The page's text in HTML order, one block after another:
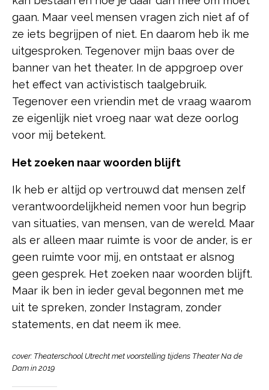
gaan. Maar veel mensen vragen zich niet af of
ze iets begrijpen of niet. En daarom heb ik me
uitgesproken. Tegenover mijn baas over de
banner van het theater. In de appgroep over
het effect van activistisch taalgebruik.
Tegenover een vriendin met de vraag waarom
ze eigenlijk niet vroeg naar wat deze oorlog
voor mij betekent.
Het zoeken naar woorden blijft
Ik heb er altijd op vertrouwd dat mensen zelf
verantwoordelijkheid nemen voor hun begrip
van situaties, van mensen, van de wereld. Maar
als er alleen maar ruimte is voor de ander, is er
geen ruimte voor mij, en ontstaat er alsnog
geen gesprek. Het zoeken naar woorden blijft.
Maar ik ben in ieder geval begonnen met me
uit te spreken, zonder Instagram, zonder
statements, en dat neem ik mee.
cover: Theaterschool Utrecht met voorstelling tijdens Theater Na de
Dam in 2019